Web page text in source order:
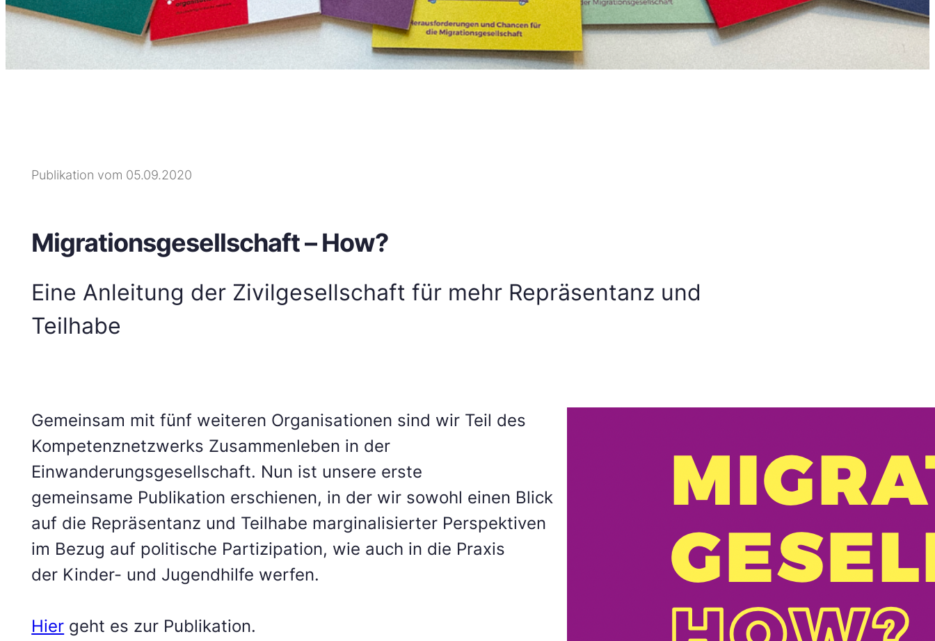
Publikation vom 05.09.2020
Migrationsgesellschaft – How?
Eine Anleitung der Zivilgesellschaft für mehr Repräsentanz und
Teilhabe
Gemeinsam mit fünf weiteren Organisationen sind wir Teil des
Kompetenznetzwerks Zusammenleben in der
Einwanderungsgesellschaft. Nun ist unsere erste
gemeinsame Publikation erschienen, in der wir sowohl einen Blick
auf die Repräsentanz und Teilhabe marginalisierter Perspektiven
im Bezug auf politische Partizipation, wie auch in die Praxis
der Kinder- und Jugendhilfe werfen.
Hier geht es zur Publikation.